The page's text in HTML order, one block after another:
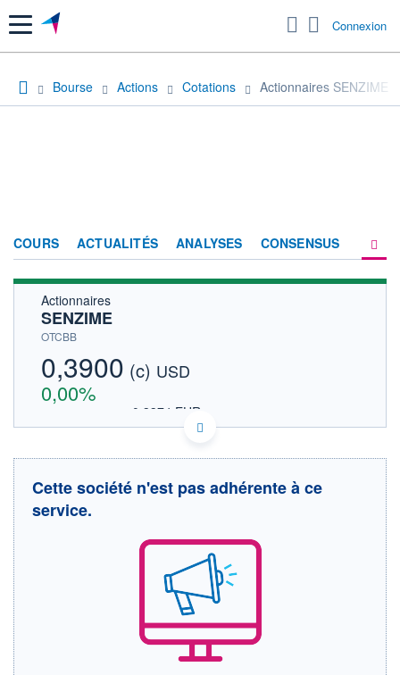
Menu Connexion
Bourse Actions Cotations Actionnaires SENZIME
COURS ACTUALITÉS ANALYSES CONSENSUS
Actionnaires
SENZIME
OTCBB
0,3900 (c) USD
0,00%
0,3374 EUR
DONNÉES TEMPS DIFFÉRÉ
Cotation sur les autres places
0,3900
+ BAS
0,0000
CAPITAL ÉCHANGÉ
0,00%
Cette société n'est pas adhérente à ce
service.